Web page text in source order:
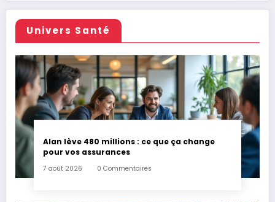
Univers Santé
Alan lève 480 millions : ce que ça change
pour vos assurances
7 août 2026 0 Commentaires